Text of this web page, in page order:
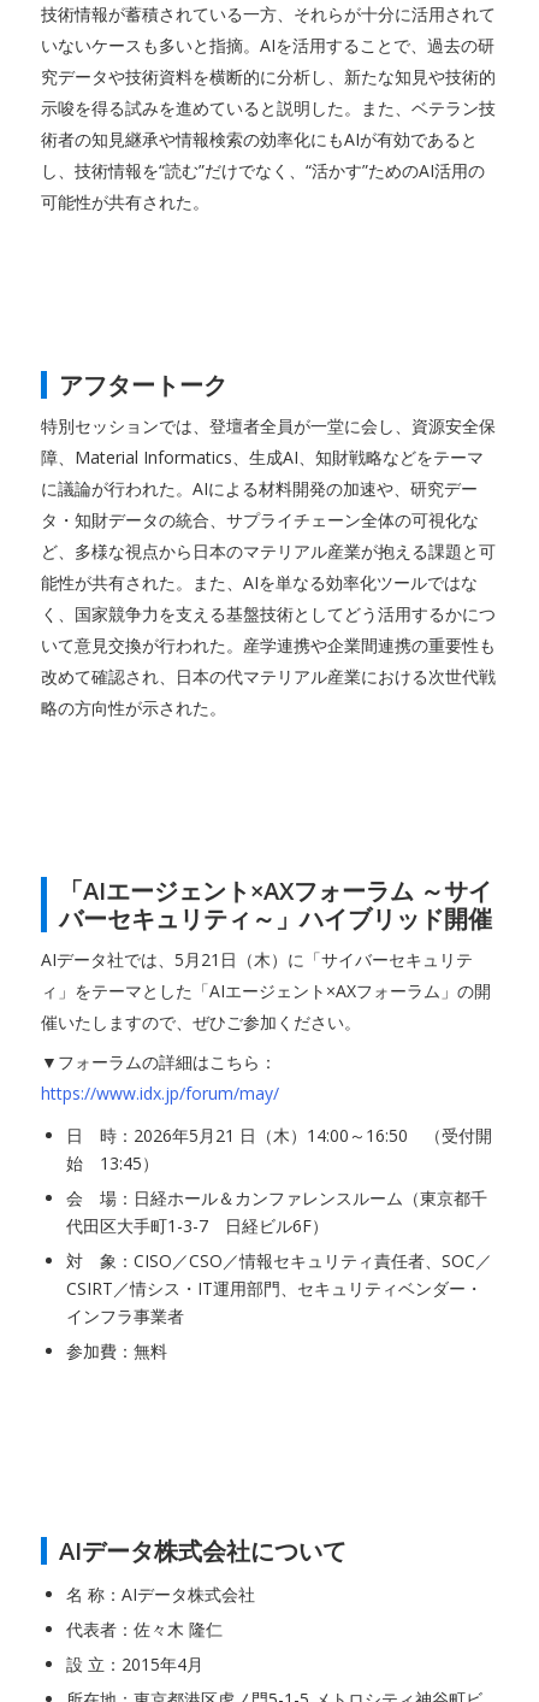
技術情報が蓄積されている一方、それらが十分に活用されて
いないケースも多いと指摘。AIを活用することで、過去の研
究データや技術資料を横断的に分析し、新たな知見や技術的
示唆を得る試みを進めていると説明した。また、ベテラン技
術者の知見継承や情報検索の効率化にもAIが有効であると
し、技術情報を“読む”だけでなく、“活かす”ためのAI活用の
可能性が共有された。
アフタートーク
特別セッションでは、登壇者全員が一堂に会し、資源安全保
障、Material Informatics、生成AI、知財戦略などをテーマ
に議論が行われた。AIによる材料開発の加速や、研究デー
タ・知財データの統合、サプライチェーン全体の可視化な
ど、多様な視点から日本のマテリアル産業が抱える課題と可
能性が共有された。また、AIを単なる効率化ツールではな
く、国家競争力を支える基盤技術としてどう活用するかにつ
いて意見交換が行われた。産学連携や企業間連携の重要性も
改めて確認され、日本の代マテリアル産業における次世代戦
略の方向性が示された。
「AIエージェント×AXフォーラム ～サイ
バーセキュリティ～」ハイブリッド開催
AIデータ社では、5月21日（木）に「サイバーセキュリテ
ィ」をテーマとした「AIエージェント×AXフォーラム」の開
催いたしますので、ぜひご参加ください。
▼フォーラムの詳細はこちら：
https://www.idx.jp/forum/may/
日 時：2026年5月21 日（木）14:00～16:50 （受付開
始 13:45）
会 場：日経ホール＆カンファレンスルーム（東京都千
代田区大手町1-3-7 日経ビル6F）
対 象：CISO／CSO／情報セキュリティ責任者、SOC／
CSIRT／情シス・IT運用部門、セキュリティベンダー・
インフラ事業者
参加費：無料
AIデータ株式会社について
名 称：AIデータ株式会社
代表者：佐々木 隆仁
設 立：2015年4月